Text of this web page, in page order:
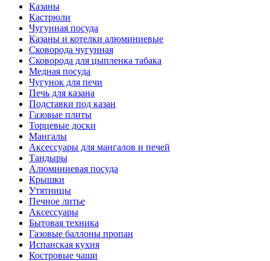
Казаны
Кастрюли
Чугунная посуда
Казаны и котелки алюминиевые
Сковорода чугунная
Сковорода для цыпленка табака
Медная посуда
Чугунок для печи
Печь для казана
Подставки под казан
Газовые плиты
Торцевые доски
Мангалы
Аксессуары для мангалов и печей
Тандыры
Алюминиевая посуда
Крышки
Утятницы
Печное литье
Аксессуары
Бытовая техника
Газовые баллоны пропан
Испанская кухня
Костровые чаши